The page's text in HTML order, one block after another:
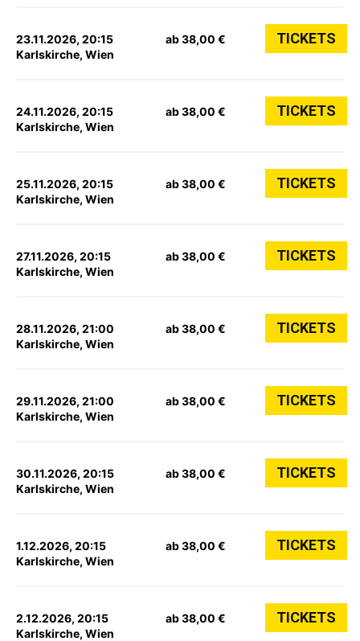
23.11.2026, 20:15
Karlskirche, Wien
ab 38,00 € TICKETS
24.11.2026, 20:15
Karlskirche, Wien
ab 38,00 € TICKETS
25.11.2026, 20:15
Karlskirche, Wien
ab 38,00 € TICKETS
27.11.2026, 20:15
Karlskirche, Wien
ab 38,00 € TICKETS
28.11.2026, 21:00
Karlskirche, Wien
ab 38,00 € TICKETS
29.11.2026, 21:00
Karlskirche, Wien
ab 38,00 € TICKETS
30.11.2026, 20:15
Karlskirche, Wien
ab 38,00 € TICKETS
1.12.2026, 20:15
Karlskirche, Wien
ab 38,00 € TICKETS
2.12.2026, 20:15
Karlskirche, Wien
ab 38,00 € TICKETS